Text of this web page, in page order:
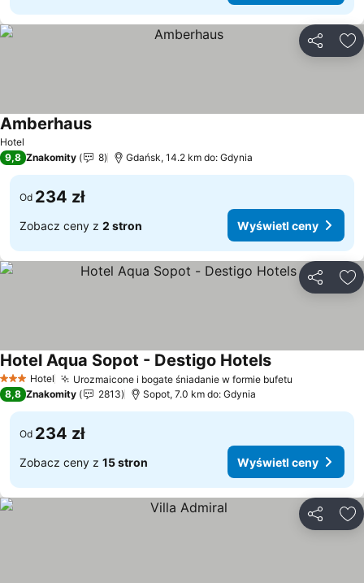
Hotel
AmberhausWyświetl ceny
9,8 Znakomity 8 Gdańsk, 14.2 km do: Gdynia
Od 234 zł
Zobacz ceny z 2 stron Wyświetl ceny
3 Kategoria
Hotel Urozmaicone i bogate śniadanie w formie bufetu
Hotel Aqua Sopot - Destigo HotelsWyświetl ceny
8,8 Znakomity 2813 Sopot, 7.0 km do: Gdynia
Od 234 zł
Zobacz ceny z 15 stron Wyświetl ceny